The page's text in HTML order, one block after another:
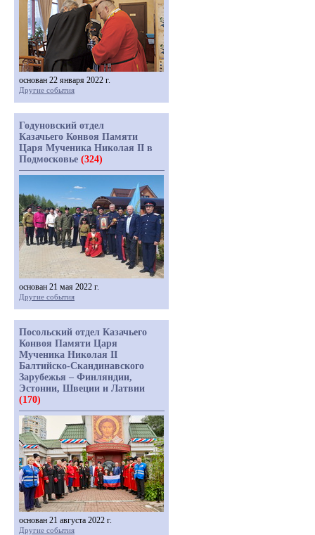
основан 22 января 2022 г.
Другие события
Годуновский отдел
Казачьего Конвоя Памяти
Царя Мученика Николая II в
Подмосковье (324)
основан 21 мая 2022 г.
Другие события
Посольский отдел Казачьего
Конвоя Памяти Царя
Мученика Николая II
Балтийско-Скандинавского
Зарубежья – Финляндии,
Эстонии, Швеции и Латвии
(170)
основан 21 августа 2022 г.
Другие события